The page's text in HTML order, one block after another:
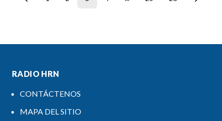
RADIO HRN
CONTÁCTENOS
MAPA DEL SITIO